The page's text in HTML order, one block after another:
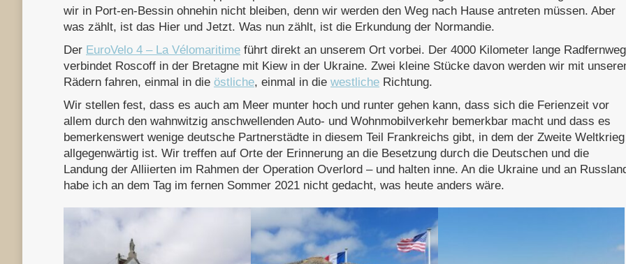
wir in Port-en-Bessin ohnehin nicht bleiben, denn wir werden den Weg nach Hause antreten müssen. Aber
was zählt, ist das Hier und Jetzt. Was nun zählt, ist die Erkundung der Normandie.
Der EuroVelo 4 – La Vélomaritime führt direkt an unserem Ort vorbei. Der 4000 Kilometer lange Radfernweg
verbindet Roscoff in der Bretagne mit Kiew in der Ukraine. Zwei kleine Stücke davon werden wir mit
Rädern fahren, einmal in die östliche, einmal in die westliche Richtung.
Wir stellen fest, dass es auch am Meer munter hoch und runter gehen kann, dass sich die Ferienzeit vor
allem durch den wahnwitzig anschwellenden Auto- und Wohnmobilverkehr bemerkbar macht und dass es
bemerkenswert wenige deutsche Partnerstädte in diesem Teil Frankreichs gibt, in dem der Zweite Weltkrieg
allgegenwärtig ist. Wir treffen auf Orte der Erinnerung an die Besetzung durch die Deutschen und die
Landung der Alliierten im Rahmen der Operation Overlord – und halten inne. An die Ukraine und an
habe ich an dem Tag im fernen Sommer 2021 nicht gedacht, was heute anders wäre.